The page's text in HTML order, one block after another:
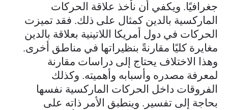
جغرافيًا. ويكفي أن نأخذ علاقة الحركات
الماركسية بالدين كمثال على ذلك. فقد تميزت
الحركات في دول أمريكا اللاتينية بعلاقة بالدين
مغايرة كليًا مقارنةً بنظيراتها في مناطق أخرى.
وهذا الاختلاف يحتاج إلى دراسات مقارنة
لمعرفة مصدره وأسبابه وأهميته. وكذلك
الفروقات داخل الحركات الماركسية نفسها
بحاجة إلى تفسير. وينطبق الأمر ذاته على